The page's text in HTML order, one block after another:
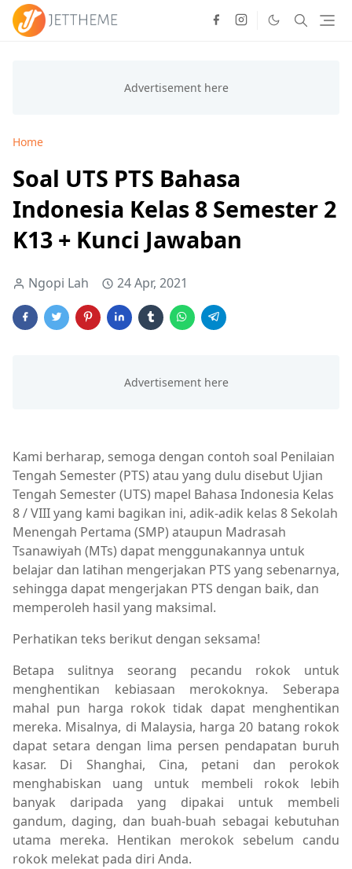
Home
Soal UTS PTS Bahasa
Indonesia Kelas 8 Semester 2
K13 + Kunci Jawaban
Ngopi Lah 24 Apr, 2021
Kami berharap, semoga dengan contoh soal Penilaian
Tengah Semester (PTS) atau yang dulu disebut Ujian
Tengah Semester (UTS) mapel Bahasa Indonesia Kelas
8 / VIII yang kami bagikan ini, adik-adik kelas 8 Sekolah
Menengah Pertama (SMP) ataupun Madrasah
Tsanawiyah (MTs) dapat menggunakannya untuk
belajar dan latihan mengerjakan PTS yang sebenarnya,
sehingga dapat mengerjakan PTS dengan baik, dan
memperoleh hasil yang maksimal.
Perhatikan teks berikut dengan seksama!
Betapa sulitnya seorang pecandu rokok untuk
menghentikan kebiasaan merokoknya. Seberapa
mahal pun harga rokok tidak dapat menghentikan
mereka. Misalnya, di Malaysia, harga 20 batang rokok
dapat setara dengan lima persen pendapatan buruh
kasar. Di Shanghai, Cina, petani dan perokok
menghabiskan uang untuk membeli rokok lebih
banyak daripada yang dipakai untuk membeli
gandum, daging, dan buah-buah sebagai kebutuhan
utama mereka. Hentikan merokok sebelum candu
rokok melekat pada diri Anda.